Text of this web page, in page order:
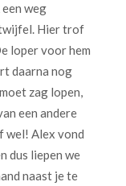
weg
twijfel. Hier trof
loper voor hem
daarna nog
zag lopen,
een andere
wel! Alex vond
dus liepen we
naast je te